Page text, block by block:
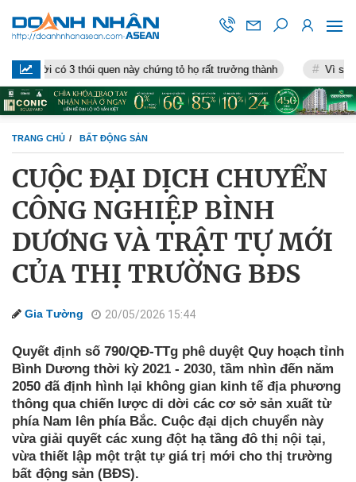
3 thói quen này chứng tỏ họ rất trưởng thành Vì sao nhiều
TRANG CHỦ BẤT ĐỘNG SẢN
CUỘC ĐẠI DỊCH CHUYỂN
CÔNG NGHIỆP BÌNH
DƯƠNG VÀ TRẬT TỰ MỚI
CỦA THỊ TRƯỜNG BĐS
Gia Tường 20/05/2026 15:44
Quyết định số 790/QĐ-TTg phê duyệt Quy hoạch tỉnh
Bình Dương thời kỳ 2021 - 2030, tầm nhìn đến năm
2050 đã định hình lại không gian kinh tế địa phương
thông qua chiến lược di dời các cơ sở sản xuất từ
phía Nam lên phía Bắc. Cuộc đại dịch chuyển này
vừa giải quyết các xung đột hạ tầng đô thị nội tại,
vừa thiết lập một trật tự giá trị mới cho thị trường
bất động sản (BĐS).